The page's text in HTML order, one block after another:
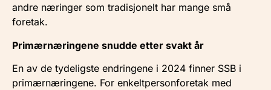
andre næringer som tradisjonelt har mange små
foretak.
Primærnæringene snudde etter svakt år
En av de tydeligste endringene i 2024 finner SSB i
primærnæringene. For enkeltpersonforetak med